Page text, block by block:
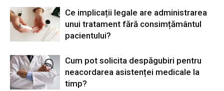
Ce implicații legale are administrarea
unui tratament fără consimțământul
pacientului?
Cum pot solicita despăgubiri pentru
neacordarea asistenței medicale la
timp?